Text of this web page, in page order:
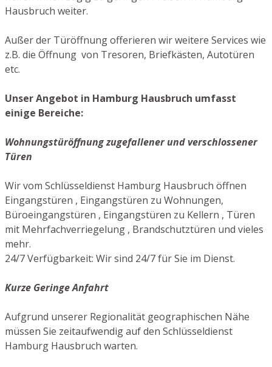
Hausbruch weiter.
Außer der Türöffnung offerieren wir weitere Services wie
z.B. die Öffnung von Tresoren, Briefkästen, Autotüren
etc.
Unser Angebot in Hamburg Hausbruch umfasst
einige Bereiche:
Wohnungstüröffnung zugefallener und verschlossener
Türen
Wir vom Schlüsseldienst Hamburg Hausbruch öffnen
Eingangstüren , Eingangstüren zu Wohnungen,
Büroeingangstüren , Eingangstüren zu Kellern , Türen
mit Mehrfachverriegelung , Brandschutztüren und vieles
mehr.
24/7 Verfügbarkeit: Wir sind 24/7 für Sie im Dienst.
Kurze Geringe Anfahrt
Aufgrund unserer Regionalität geographischen Nähe
müssen Sie zeitaufwendig auf den Schlüsseldienst
Hamburg Hausbruch warten.